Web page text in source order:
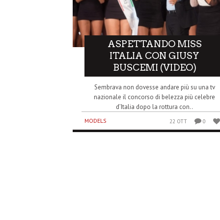
ASPETTANDO MISS
ITALIA CON GIUSY
BUSCEMI (VIDEO)
Sembrava non dovesse andare più su una tv
nazionale il concorso di belezza più celebre
d’Italia dopo la rottura con..
MODELS 22 OTT 0